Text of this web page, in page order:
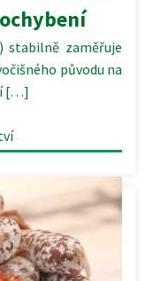
stabilně zaměřuje
původu na
[…]